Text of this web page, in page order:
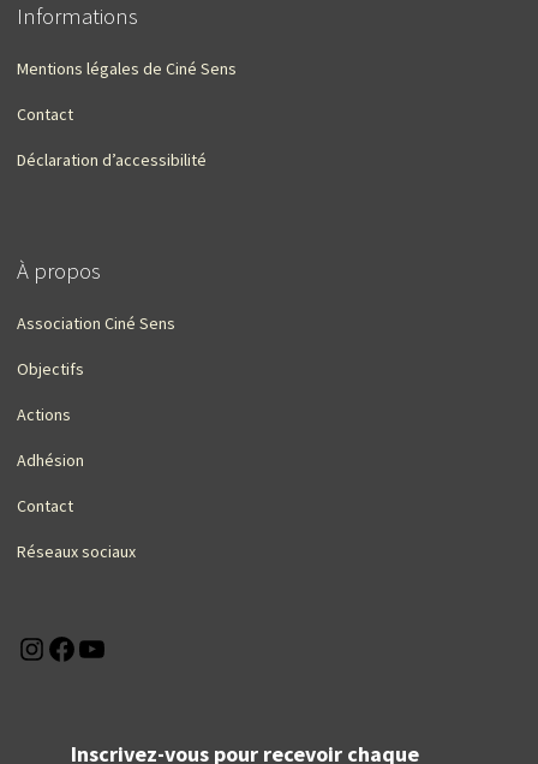
Informations
Mentions légales de Ciné Sens
Contact
Déclaration d’accessibilité
À propos
Association Ciné Sens
Objectifs
Actions
Adhésion
Contact
Réseaux sociaux
Instagram
Facebook
Inscrivez-vous pour recevoir chaque